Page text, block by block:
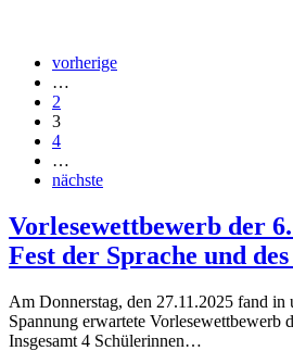
vorherige
…
2
3
4
…
nächste
Vorlesewettbewerb der
Fest der Sprache und des
Am Donnerstag, den 27.11.2025 fand in
Spannung erwartete Vorlesewettbewerb
Insgesamt 4 Schülerinnen…